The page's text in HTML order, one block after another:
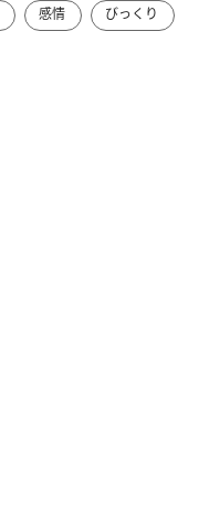
感情
びっくり